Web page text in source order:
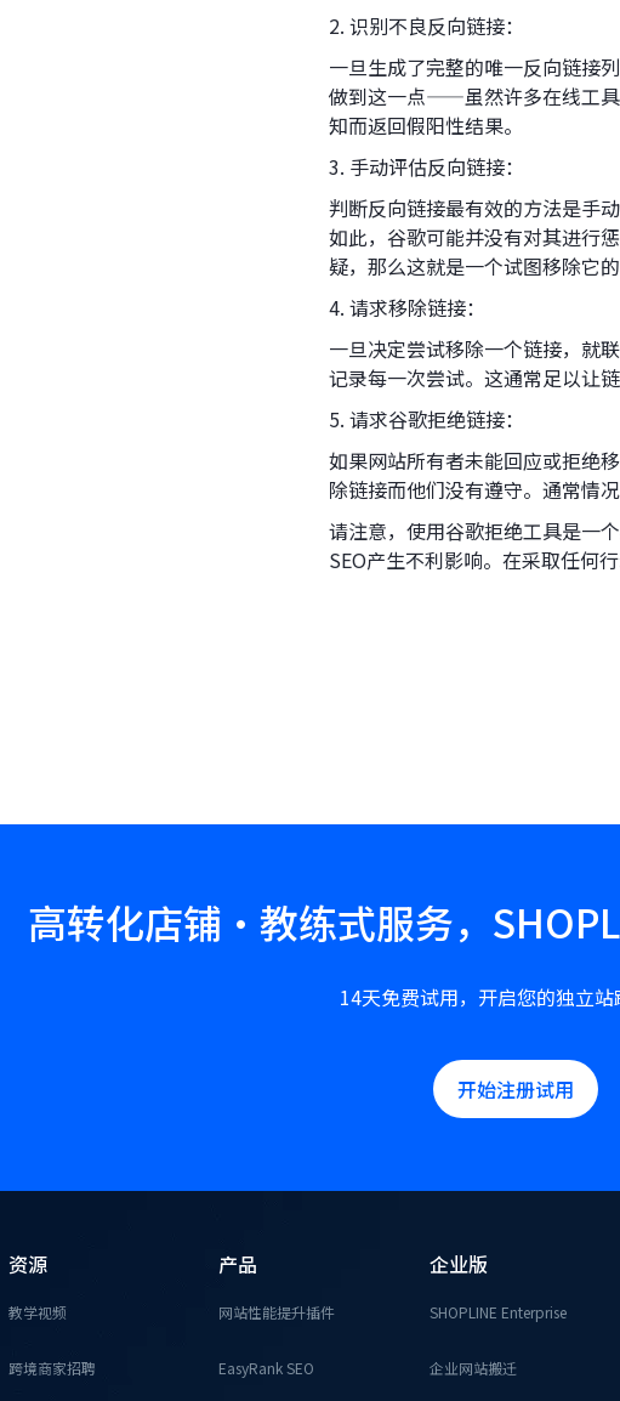
2. 识别不良反向链接：
一旦生成了完整的唯一反向链接
做到这一点——虽然许多在线工具
知而返回假阳性结果。
3. 手动评估反向链接：
判断反向链接最有效的方法是手
如此，谷歌可能并没有对其进行
疑，那么这就是一个试图移除它
4. 请求移除链接：
一旦决定尝试移除一个链接，就
记录每一次尝试。这通常足以让
5. 请求谷歌拒绝链接：
如果网站所有者未能回应或拒绝
除链接而他们没有遵守。通常情
请注意，使用谷歌拒绝工具是一
SEO产生不利影响。在采取任何
高转化店铺·教练式服务，
14天免费试用，开启您的独立站
开始注册试用
资源
教学视频
跨境商家招聘
产品
网站性能提升插件
EasyRank SEO
企业版
SHOPLINE Enterprise
企业网站搬迁